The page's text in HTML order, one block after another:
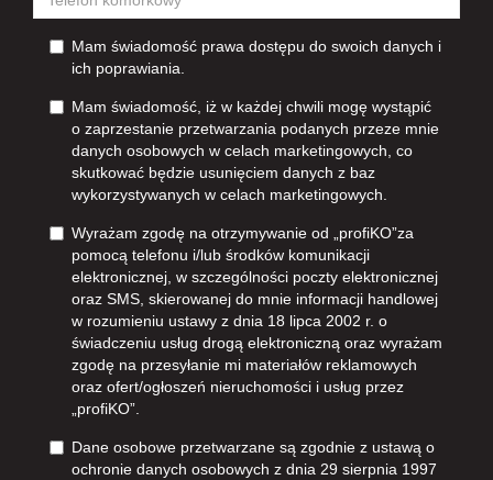
Mam świadomość prawa dostępu do swoich danych i
ich poprawiania.
Mam świadomość, iż w każdej chwili mogę wystąpić
o zaprzestanie przetwarzania podanych przeze mnie
danych osobowych w celach marketingowych, co
skutkować będzie usunięciem danych z baz
wykorzystywanych w celach marketingowych.
Wyrażam zgodę na otrzymywanie od „profiKO”za
pomocą telefonu i/lub środków komunikacji
elektronicznej, w szczególności poczty elektronicznej
oraz SMS, skierowanej do mnie informacji handlowej
w rozumieniu ustawy z dnia 18 lipca 2002 r. o
świadczeniu usług drogą elektroniczną oraz wyrażam
zgodę na przesyłanie mi materiałów reklamowych
oraz ofert/ogłoszeń nieruchomości i usług przez
„profiKO”.
Dane osobowe przetwarzane są zgodnie z ustawą o
ochronie danych osobowych z dnia 29 sierpnia 1997